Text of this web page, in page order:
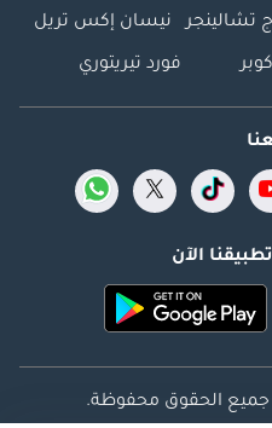
تشالينجر نيسان إكس تريل
فورد تيريتوري
الآن